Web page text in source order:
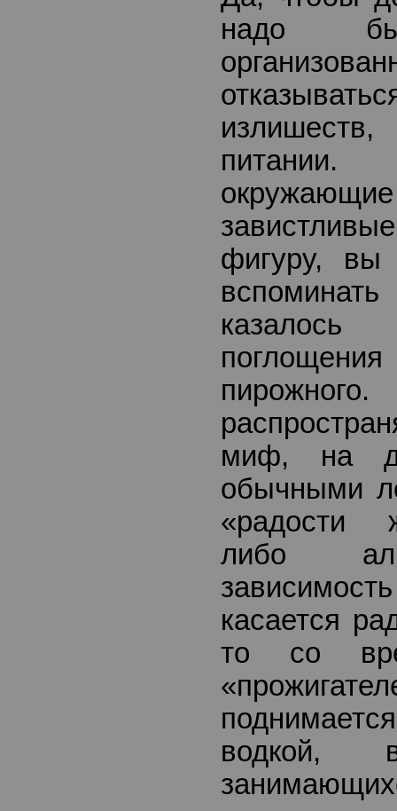
надо
фигуру, вы
миф, на
обычными
«радости
либо
касается
то со
водкой,